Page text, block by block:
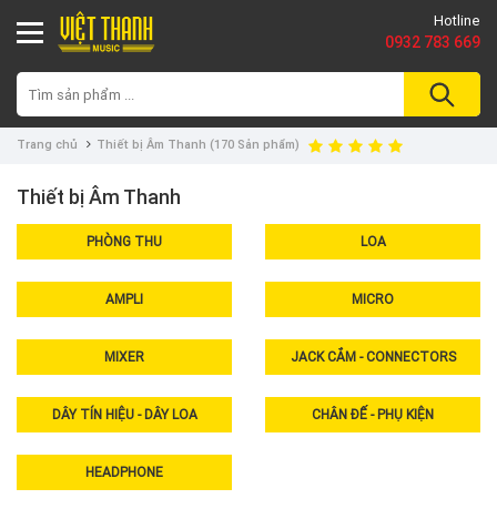
Hotline
0932 783 669
Trang chủ Thiết bị Âm Thanh (170 Sản phẩm)
Thiết bị Âm Thanh
PHÒNG THU LOA
AMPLI MICRO
MIXER JACK CẮM - CONNECTORS
DÂY TÍN HIỆU - DÂY LOA CHÂN ĐẾ - PHỤ KIỆN
HEADPHONE